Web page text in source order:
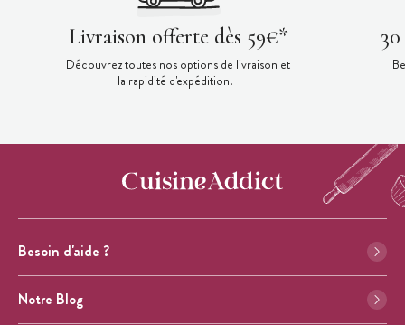
Livraison offerte dès 59€*
Découvrez toutes nos options de livraison et
la rapidité d'expédition.
Besoin d'aide ?
Notre Blog